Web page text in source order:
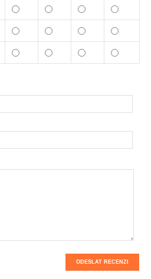
ODESLAT RECENZI